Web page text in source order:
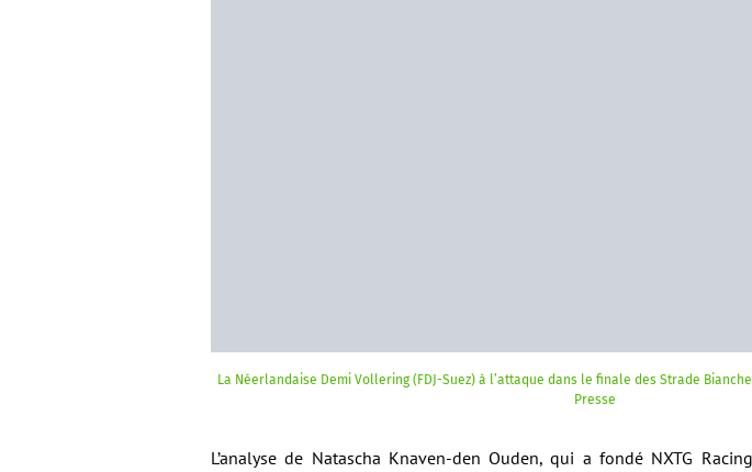
La Néerlandaise Demi Vollering (FDJ-Suez) à l’attaque dans le finale des Strade
Presse
L’analyse de Natascha Knaven-den Ouden, qui a fondé NXTG